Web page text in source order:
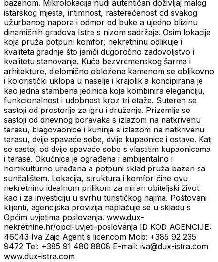
bazenom. Mikrolokacija nudi autentičan doživljaj malog
istarskog mjesta, intimnost, rasterećenost od svakog
užurbanog napora i odmor od buke a ujedno blizinu
dinamičnih gradova Istre s nizom sadržaja. Osim lokacije
koja pruža potpuni komfor, nekretninu odlikuje i
kvaliteta gradnje što jamči dugoročno zadovoljstvo i
kvalitetu stanovanja. Kuća bezvremenskog šarma i
arhitekture, djelomično obložena kamenom se oblikovno
i koloristički uklopa u naselje i krajolik a koncipirana je
kao jedna stambena jedinica koja kombinira eleganciju,
funkcionalnost i udobnost kroz tri etaže. Suteren se
sastoji od prostorije za igru i druženje. Prizemlje se
sastoji od dnevnog boravaka s izlazom na natkrivenu
terasu, blagovaonice i kuhinje s izlazom na natkrivenu
terasu, dvije spavaće sobe, dvije kupaonice i ostave. Kat
se sastoji od dvije spavaće sobe s vlastitim kupaonicama
i terase. Okućnica je ograđena i ambijentalno i
hortikulturno uređena a potpuni sklad pruža bazen sa
sunčalištem. Lokacija, struktura i komfor čine ovu
nekretninu idealnom prilikom za miran obiteljski život
kao i za investiciju u svrhu turističkog najma. Poštovani
klijenti, agencijska provizija naplaćuje se u skladu s
Općim uvjetima poslovanja. www.dux-
nekretnine.hr/opci-uvjeti-poslovanja ID KOD AGENCIJE:
46043 Iva Zajc Agent s licencom Mob: +385 92 235
9472 Tel: +385 91 480 8808 E-mail: iva@dux-istra.com
www.dux-istra.com